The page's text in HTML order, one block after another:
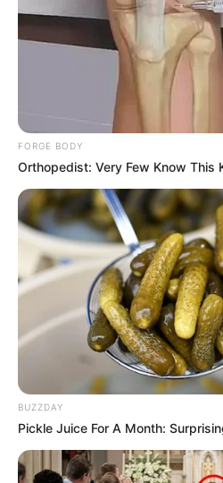
FORGE BODY
Orthopedist: Very Few Know This
BUZZDAY
Pickle Juice For A Month: